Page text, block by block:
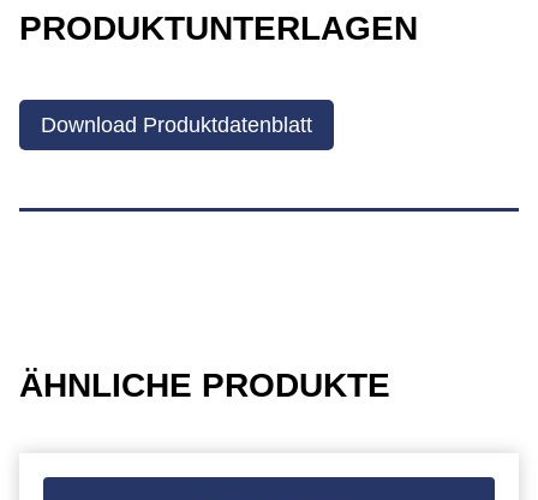
PRODUKTUNTERLAGEN
Download Produktdatenblatt
ÄHNLICHE PRODUKTE